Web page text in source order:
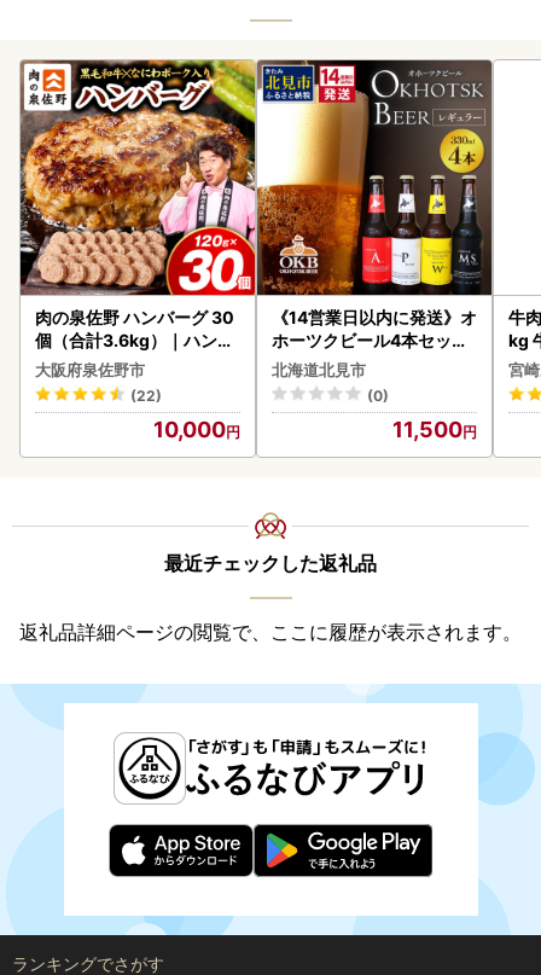
肉の泉佐野 ハンバーグ 30
個（合計3.6kg）｜ハンバ
ーグ 訳あり 黒毛和牛×なに
わポーク
大阪府泉佐野市
(22)
10,000
《14営業日以内に発送》オ
ホーツクビール4本セット
( 飲料 飲み物 お酒 ビール
クラフトビール 瓶ビール
贈答 ギフト 贈り物 お中元
御中元 お歳暮 御歳暮 お祝
い プレゼント モルトビー
北海道北見市
(0)
11,500
牛肉 宮崎牛 赤身＆霜
kg
kg-
宮
最近チェックした返礼品
返礼品詳細ページの閲覧で、ここに履歴が表示されます。
ランキングでさがす